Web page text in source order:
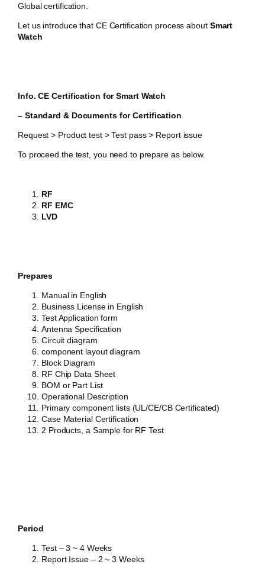
Global certification.
Let us introduce that CE Certification process aboutSmart
Watch
Info. CE Certification for Smart Watch
– Standard & Documents for Certification
Request > Product test > Test pass > Report issue
To proceed the test, you need to prepare as below.
RF
RF EMC
LVD
Prepares
Manual in English
Business License in English
Test Application form
Antenna Specification
Circuit diagram
component layout diagram
Block Diagram
RF Chip Data Sheet
BOM or Part List
Operational Description
Primary component lists (UL/CE/CB Certificated)
Case Material Certification
2 Products, a Sample for RF Test
Period
Test – 3 ~ 4 Weeks
Report Issue – 2 ~ 3 Weeks